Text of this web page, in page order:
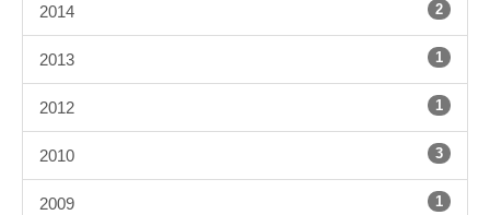
2014 2
2013 1
2012 1
2010 3
2009 1